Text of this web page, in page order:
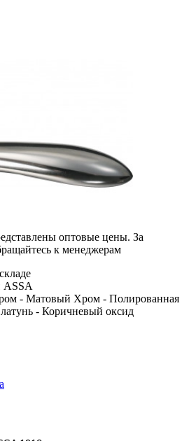
оптовые цены. За
к менеджерам
ASSA
- Матовый Хром - Полированная
- Коричневый оксид